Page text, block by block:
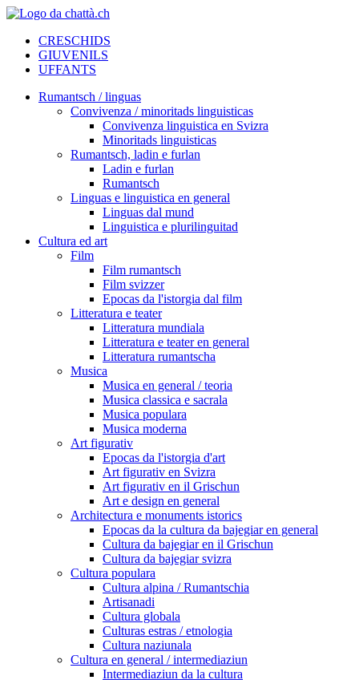
CRESCHIDS
GIUVENILS
UFFANTS
Rumantsch / linguas
Convivenza / minoritads linguisticas
Convivenza linguistica en Svizra
Minoritads linguisticas
Rumantsch, ladin e furlan
Ladin e furlan
Rumantsch
Linguas e linguistica en general
Linguas dal mund
Linguistica e plurilinguitad
Cultura ed art
Film
Film rumantsch
Film svizzer
Epocas da l'istorgia dal film
Litteratura e teater
Litteratura mundiala
Litteratura e teater en general
Litteratura rumantscha
Musica
Musica en general / teoria
Musica classica e sacrala
Musica populara
Musica moderna
Art figurativ
Epocas da l'istorgia d'art
Art figurativ en Svizra
Art figurativ en il Grischun
Art e design en general
Architectura e monuments istorics
Epocas da la cultura da bajegiar en general
Cultura da bajegiar en il Grischun
Cultura da bajegiar svizra
Cultura populara
Cultura alpina / Rumantschia
Artisanadi
Cultura globala
Culturas estras / etnologia
Cultura naziunala
Cultura en general / intermediaziun
Intermediaziun da la cultura